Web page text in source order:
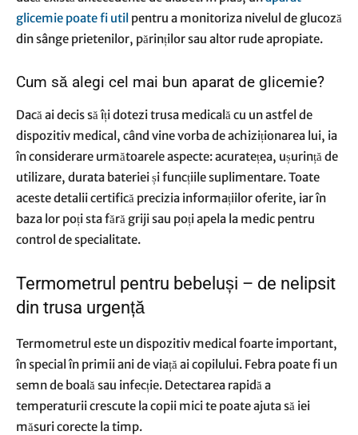
glicemie poate fi util pentru a monitoriza nivelul de glucoză
din sânge prietenilor, părinților sau altor rude apropiate.
Cum să alegi cel mai bun aparat de glicemie?
Dacă ai decis să îți dotezi trusa medicală cu un astfel de
dispozitiv medical, când vine vorba de achiziționarea lui, ia
în considerare următoarele aspecte: acuratețea, ușurință de
utilizare, durata bateriei și funcțiile suplimentare. Toate
aceste detalii certifică precizia informațiilor oferite, iar în
baza lor poți sta fără griji sau poți apela la medic pentru
control de specialitate.
Termometrul pentru bebeluși – de nelipsit
din trusa urgență
Termometrul este un dispozitiv medical foarte important,
în special în primii ani de viață ai copilului. Febra poate fi un
semn de boală sau infecție. Detectarea rapidă a
temperaturii crescute la copii mici te poate ajuta să iei
măsuri corecte la timp.